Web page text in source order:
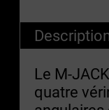
Le M-
quatre